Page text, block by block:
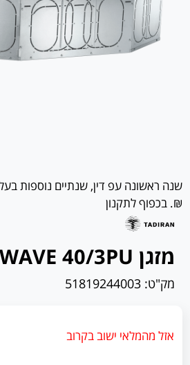
₪. בכפוף לתקנון
מזגן TADIRAN WAVE 40/3PU
מק"ט: 51819244003
אזל מהמלאי ישוב בקרוב